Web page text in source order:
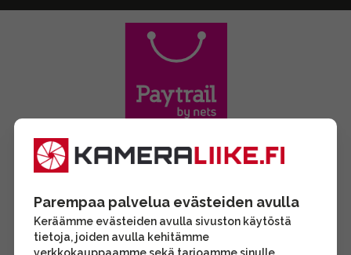
Parempaa palvelua evästeiden avulla
Keräämme evästeiden avulla sivuston käytöstä
tietoja, joiden avulla kehitämme